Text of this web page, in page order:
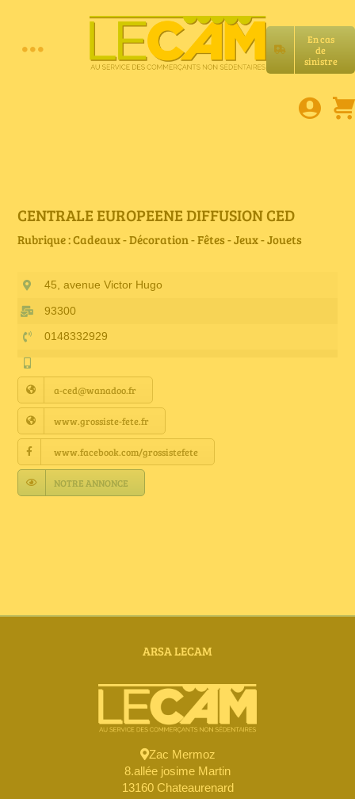
En cas
de
sinistre
Toggle
E-book
Petites annonces
Annuaire Fournisseurs
Actualités
Contact
CENTRALE EUROPEENE DIFFUSION CED
Rubrique : Cadeaux - Décoration - Fêtes - Jeux - Jouets
45, avenue Victor Hugo
93300
0148332929
a-ced@wanadoo.fr
www.grossiste-fete.fr
www.facebook.com/grossistefete
NOTRE ANNONCE
ARSA LECAM
Zac Mermoz
8.allée josime Martin
13160 Chateaurenard